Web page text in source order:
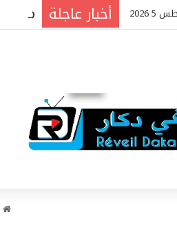
2026 أخبار عاجلة